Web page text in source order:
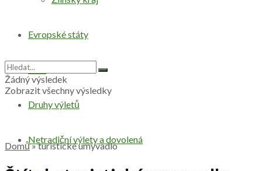
Evropské státy
Svět
Druhy výletů
Netradiční výlety a dovolená
Žádný výsledek
Zobrazit všechny výsledky
Domů»turistické umyvadlo